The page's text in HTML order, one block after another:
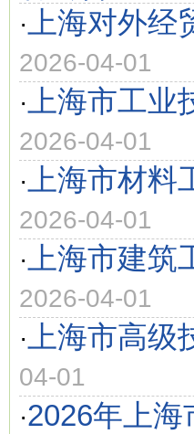
·
上海对外
2026-04-01
·
上海市工
2026-04-01
·
上海市材
2026-04-01
·
上海市建
2026-04-01
·
上海市高
04-01
·2026年上